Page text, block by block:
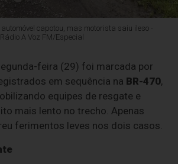
capotou, mas motorista saiu ileso -
A Voz FM/Especial
feira (29) foi marcada por
em sequência na BR-470,
equipes de resgate e
mais lento no trecho. Apenas
ferimentos leves nos dois casos.